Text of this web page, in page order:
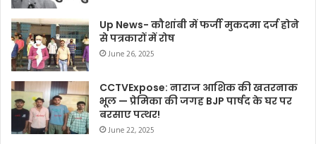
Up News- कौशांबी में फर्जी मुकदमा दर्ज होने
से पत्रकारों में रोष
June 26, 2025
CCTVExpose: नाराज आशिक की खतरनाक
भूल — प्रेमिका की जगह BJP पार्षद के घर पर
बरसाए पत्थर!
June 22, 2025